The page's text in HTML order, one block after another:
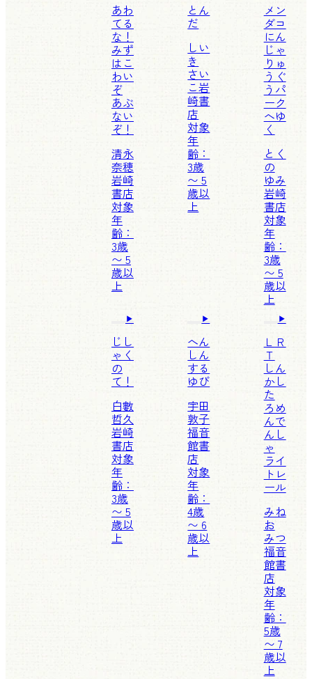
あわ
てる
な！
みず
はこ
わい
ぞ
あぶ
ない
ぞ！
清永
奈穂
岩崎
書店
対象
年
齢：
3歳
〜 5
歳以
上
とん
だ
しい
き
さい
こ岩
崎書
店
対象
年
齢：
3歳
〜 5
歳以
上
メン
ダコ
にん
じゃ
りゅ
うぐ
うパ
ーク
へゆ
く
とく
の
ゆみ
岩崎
書店
対象
年
齢：
3歳
〜 5
歳以
上
じし
ゃく
の
て！
白數
哲久
岩崎
書店
対象
年
齢：
3歳
〜 5
歳以
上
へん
しん
する
ゆび
宇田
敦子
福音
館書
店
対象
年
齢：
4歳
〜 6
歳以
上
ＬＲ
Ｔ
しん
かし
た
ろめ
んで
んし
ゃ
ライ
トレ
ール
みね
お
みつ
福音
館書
店
対象
年
齢：
5歳
〜 7
歳以
上